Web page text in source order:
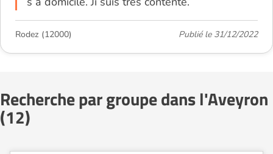
Rodez (12000) Publié le 31/12/2022
Recherche par groupe dans l'Aveyron
(12)